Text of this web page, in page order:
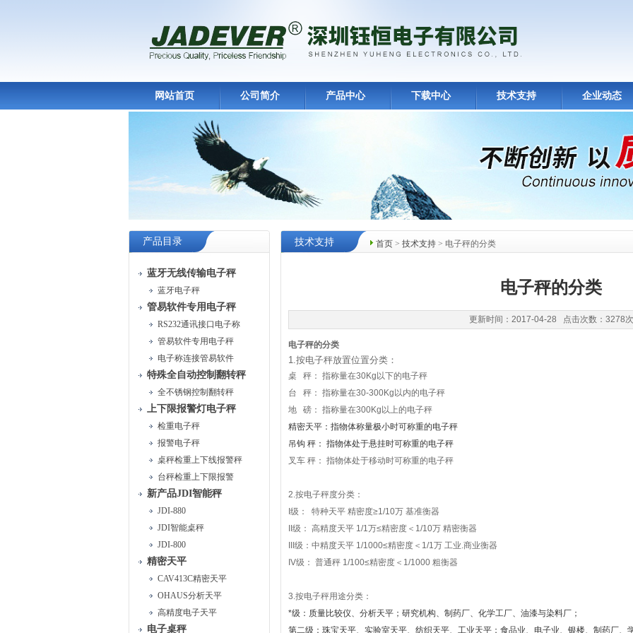
网站首页 公司简介 产品中心 下载中心 技术支持 企业动态
产品目录
蓝牙无线传输电子秤
蓝牙电子秤
管易软件专用电子秤
RS232通讯接口电子称
管易软件专用电子秤
电子称连接管易软件
特殊全自动控制翻转秤
全不锈钢控制翻转秤
上下限报警灯电子秤
检重电子秤
报警电子秤
桌秤检重上下线报警秤
台秤检重上下限报警
新产品JDI智能秤
JDI-880
JDI智能桌秤
JDI-800
精密天平
CAV413C精密天平
OHAUS分析天平
高精度电子天平
电子桌秤
首页 > 技术支持 > 电子秤的分类
技术支持
电子秤的分类
更新时间：2017-04-28 点击次数：3278次
电子秤的分类
1.按电子秤放置位置分类：
桌 秤： 指称量在30Kg以下的电子秤
台 秤： 指称量在30-300Kg以内的电子秤
地 磅： 指称量在300Kg以上的电子秤
精密天平：指物体称量极小时可称重的电子秤
吊钩 秤： 指物体处于悬挂时可称重的电子秤
叉车 秤： 指物体处于移动时可称重的电子秤
2.按电子秤度分类：
级： 特种天平 精密度≥1/10万 基准衡器
II级： 高精度天平 1/1万≤精密度＜1/10万 精密衡器
III级：中精度天平 1/1000≤精密度＜1/1万 工业.商业衡器
IV级： 普通秤 1/100≤精密度＜1/1000 粗衡器
3.按电子秤用途分类：
*级：质量比较仪、分析天平；研究机构、制药厂、化学工厂、油漆与染料厂；
第二级：珠宝天平、实验室天平、纺织天平、工业天平；食品业、电子业、银楼、制药厂、